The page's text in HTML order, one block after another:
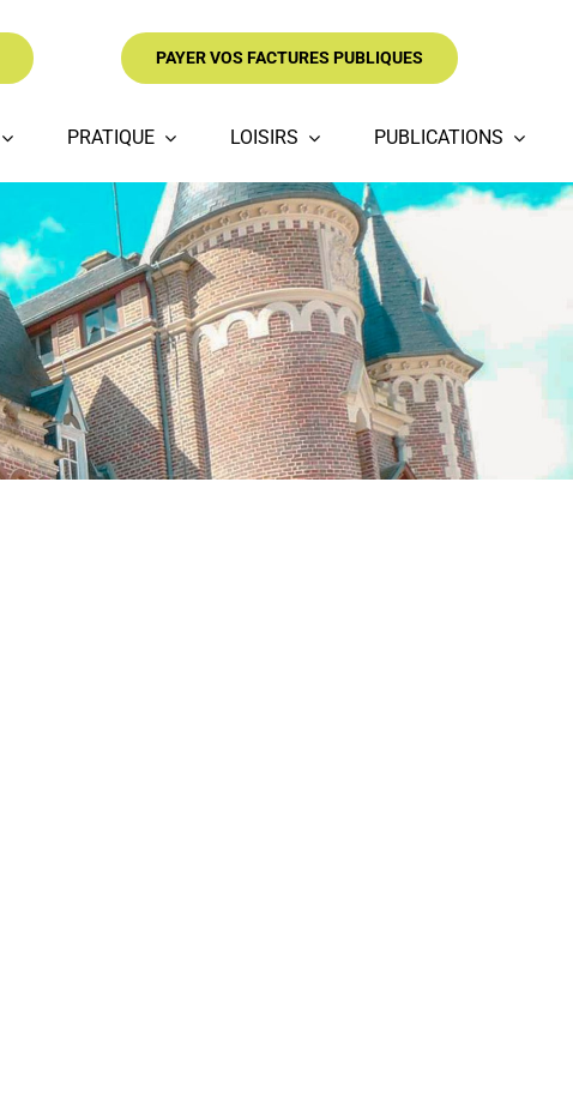
PAYER VOS FACTURES PUBLIQUES
PRATIQUE LOISIRS PUBLICATIONS